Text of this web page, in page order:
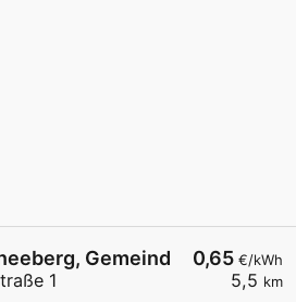
0,65 €/kWh
5,5 km
Gemeindeamt
1